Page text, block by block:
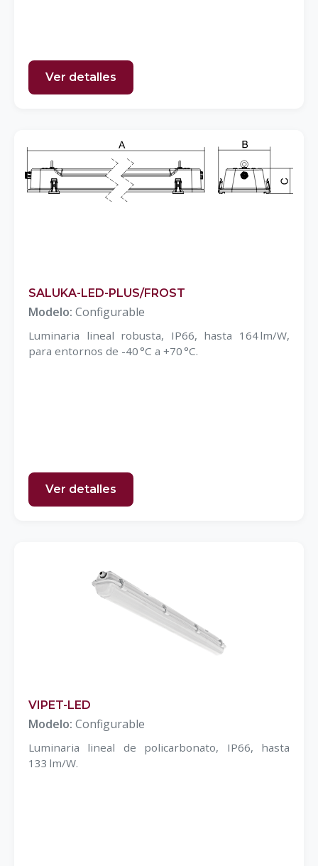
Ver detalles
SALUKA-LED-PLUS/FROST
Modelo: Configurable
Luminaria lineal robusta, IP66, hasta 164 lm/W,
para entornos de -40 °C a +70 °C.
Ver detalles
VIPET-LED
Modelo: Configurable
Luminaria lineal de policarbonato, IP66, hasta
133 lm/W.